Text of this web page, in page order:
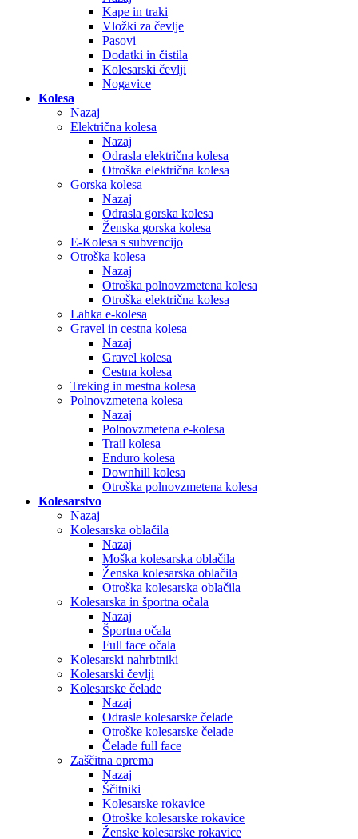
Kape in traki
Vložki za čevlje
Pasovi
Dodatki in čistila
Kolesarski čevlji
Nogavice
Kolesa
Nazaj
Električna kolesa
Nazaj
Odrasla električna kolesa
Otroška električna kolesa
Gorska kolesa
Nazaj
Odrasla gorska kolesa
Ženska gorska kolesa
E-Kolesa s subvencijo
Otroška kolesa
Nazaj
Otroška polnovzmetena kolesa
Otroška električna kolesa
Lahka e-kolesa
Gravel in cestna kolesa
Nazaj
Gravel kolesa
Cestna kolesa
Treking in mestna kolesa
Polnovzmetena kolesa
Nazaj
Polnovzmetena e-kolesa
Trail kolesa
Enduro kolesa
Downhill kolesa
Otroška polnovzmetena kolesa
Kolesarstvo
Nazaj
Kolesarska oblačila
Nazaj
Moška kolesarska oblačila
Ženska kolesarska oblačila
Otroška kolesarska oblačila
Kolesarska in športna očala
Nazaj
Športna očala
Full face očala
Kolesarski nahrbtniki
Kolesarski čevlji
Kolesarske čelade
Nazaj
Odrasle kolesarske čelade
Otroške kolesarske čelade
Čelade full face
Zaščitna oprema
Nazaj
Ščitniki
Kolesarske rokavice
Otroške kolesarske rokavice
Ženske kolesarske rokavice